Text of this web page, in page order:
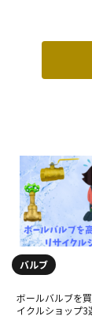
バルブ
ボールバルブを
イクルショップ3